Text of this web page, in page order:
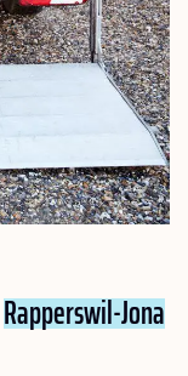
Rapperswil-Jona